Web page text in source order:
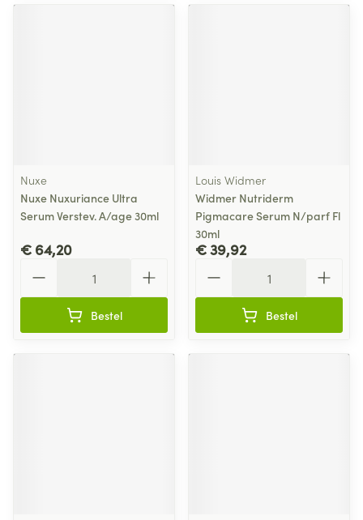
Nuxe
Nuxe Nuxuriance Ultra
Serum Verstev. A/age 30ml
€ 64,20
Bestel
Louis Widmer
Widmer Nutriderm
Pigmacare Serum N/parf Fl
30ml
€ 39,92
Bestel